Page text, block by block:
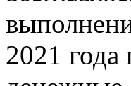
2021